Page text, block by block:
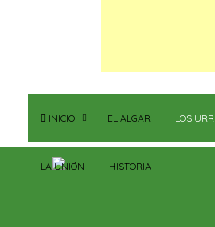
INICIO EL ALGAR LOS
LA UNIÓN HISTORIA